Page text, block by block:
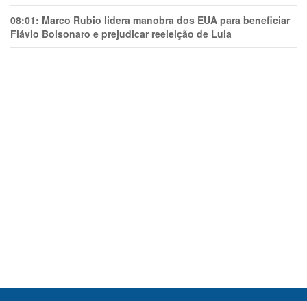
08:01: Marco Rubio lidera manobra dos EUA para beneficiar
Flávio Bolsonaro e prejudicar reeleição de Lula